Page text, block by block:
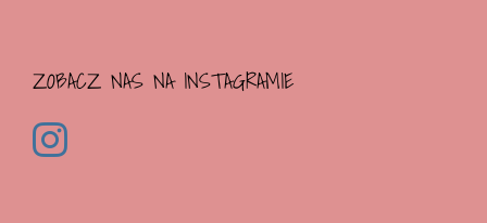
ZOBACZ NAS NA INSTAGRAMIE